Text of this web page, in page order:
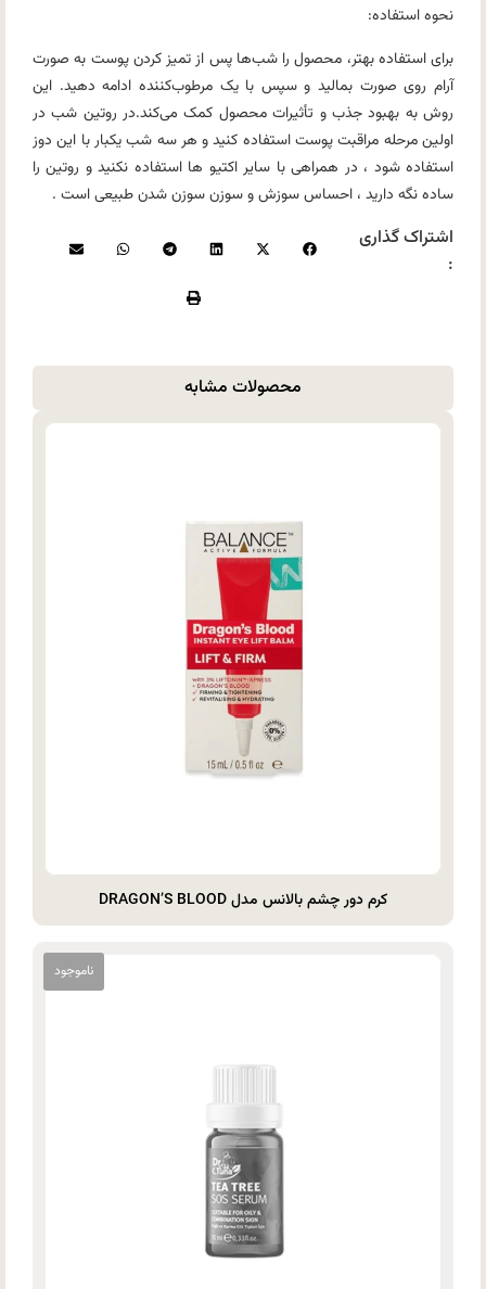
نحوهاستفاده:
برای استفاده بهتر، محصول را شب‌ها پس از تمیز کردن پوست به صورت
آرام روی صورت بمالید و سپس با یک مرطوب‌کننده ادامه دهید. این
روش به بهبود جذب و تأثیرات محصول کمک می‌کند.در روتین شب در
اولین مرحله مراقبت پوست استفاده کنید و هر سه شب یکبار با این دوز
استفاده شود ، در همراهی با سایر اکتیو ها استفاده نکنید و روتین را
ساده نگه دارید ، احساس سوزش و سوزن سوزن شدن طبیعی است .
اشتراک گذاری
:
محصولات مشابه
کرم دور چشم بالانس مدل DRAGON’S BLOOD